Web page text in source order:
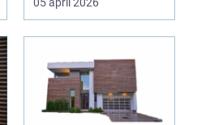
är huset ...